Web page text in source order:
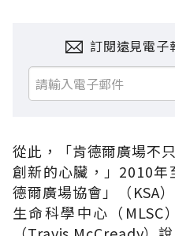
訂閱遠見電子
從此，「肯德爾廣場不
創新的心臟，」2010
德爾廣場協會」（KSA
生命科學中心（MLSC